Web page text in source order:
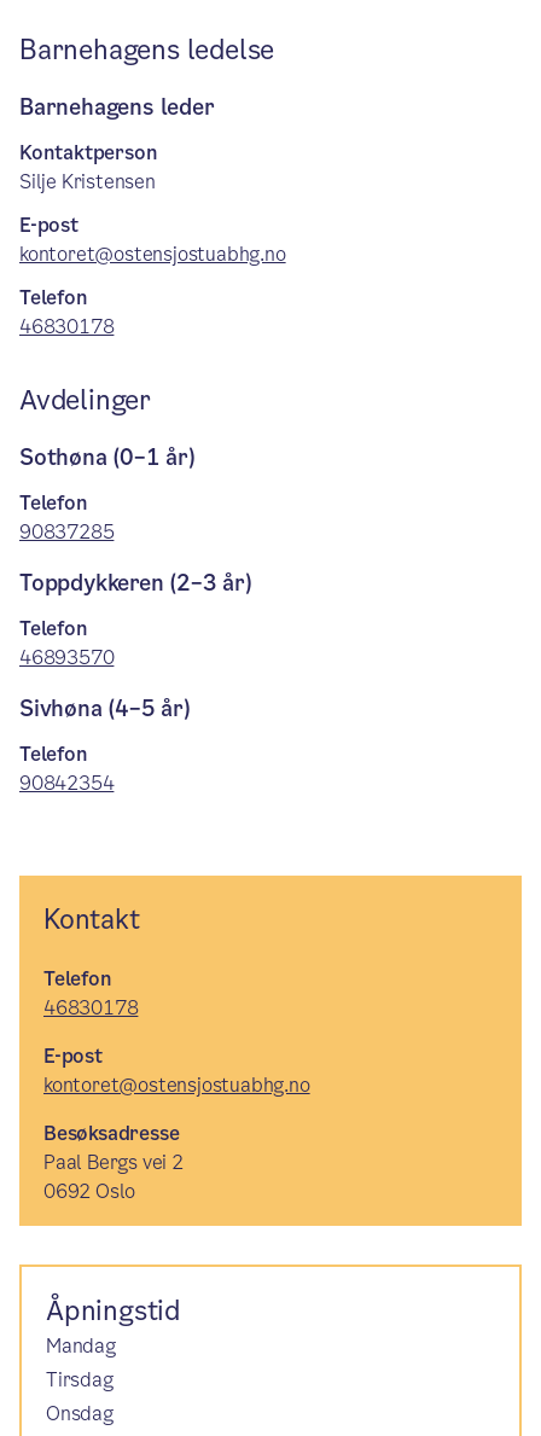
Barnehagens ledelse
Barnehagens leder
Kontaktperson
Silje Kristensen
E-post
kontoret@ostensjostuabhg.no
Telefon
46830178
Avdelinger
Sothøna (0–1 år)
Telefon
90837285
Toppdykkeren (2–3 år)
Telefon
46893570
Sivhøna (4–5 år)
Telefon
90842354
Kontakt
Telefon
46830178
E-post
kontoret@ostensjostuabhg.no
Besøksadresse
Paal Bergs vei 2
0692 Oslo
Åpningstid
Mandag
Tirsdag
Onsdag